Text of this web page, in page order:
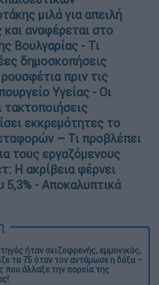
μιλά για απειλή
και αναφέρεται στο
Βουλγαρίας - Τι
δημοσκοπήσεις
πριν τις
Υγείας - Οι
τακτοποιήσεις
εκκρεμότητες το
– Τι προβλέπει
τους εργαζόμενους
Η ακρίβεια φέρνει
5,3% - Αποκαλυπτικά
ήταν σχιζοφρενής, εμμονικός,
τα 75 όταν τον αντάμωσε η δόξα –
που άλλαξε την πορεία της